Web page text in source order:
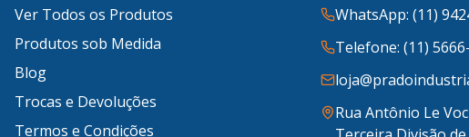
Ver Todos os Produtos
Produtos sob Medida
Blog
Trocas e Devoluções
Termos e Condições
WhatsApp: (11)
Telefone: (11)
Rua Antônio Le